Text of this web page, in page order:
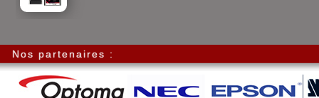
Nos partenaires :